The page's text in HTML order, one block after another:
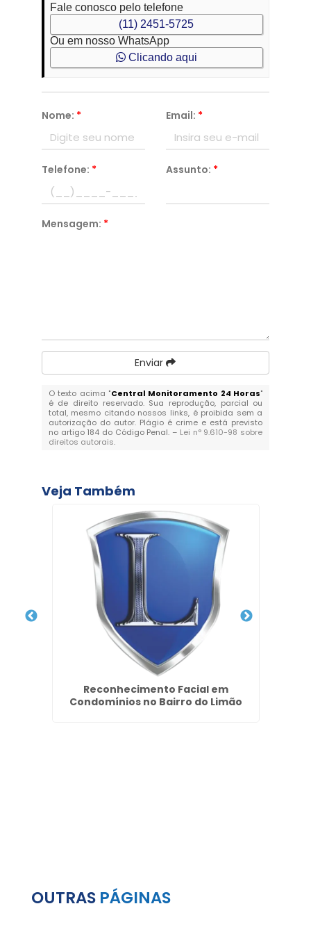
Fale conosco pelo telefone
(11) 2451-5725
Ou em nosso WhatsApp
Clicando aqui
Nome: * Email: *
Telefone: * Assunto: *
Mensagem: *
Enviar
O texto acima "Central Monitoramento 24 Horas"
é de direito reservado. Sua reprodução, parcial ou
total, mesmo citando nossos links, é proibida sem a
autorização do autor. Plágio é crime e está previsto
no artigo 184 do Código Penal. – Lei n° 9.610-98 sobre
direitos autorais.
Veja Também
Reconhecimento Facial em
Condomínios no Bairro do Limão
OUTRAS PÁGINAS